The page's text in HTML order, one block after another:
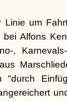
um
Alfons
,
"durch